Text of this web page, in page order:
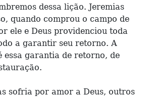
dessa lição. Jeremias
quando comprou o campo de
ele e Deus providenciou toda
a garantir seu retorno. A
essa garantia de retorno, de
sofria por amor a Deus, outros